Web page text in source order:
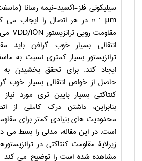
سیلیکونی فلز-اکسید-نیمه رسانا
Ω · μm
مقاومت رویی ترانزیستور VDD/ION
انتقالی بسیار خوب گرافن باید
ترانزیستور بسیار کمتری نسبت به
ایجاد کند. برای تحقق بخشیدن به
حاصل از خواص انتقالی بسیار خوب
کنتاکتی بسیار پایین تری مورد
بنابراین، داشتن درک کاملی از
محدودیت های بنیادی کمتر برای
است. در این مقاله، مدلی را بسط می
زیرلایۀ مقاومت کنتاکتی در
مشاهده شده است را توضیح می کند